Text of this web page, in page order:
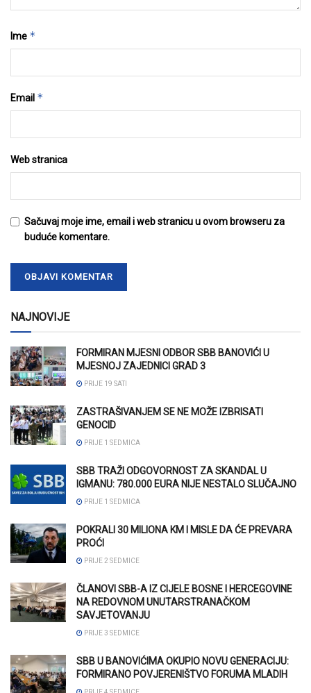
Ime *
Email *
Web stranica
Sačuvaj moje ime, email i web stranicu u ovom browseru za
buduće komentare.
NAJNOVIJE
FORMIRAN MJESNI ODBOR SBB BANOVIĆI U
MJESNOJ ZAJEDNICI GRAD 3
PRIJE 19 SATI
ZASTRAŠIVANJEM SE NE MOŽE IZBRISATI
GENOCID
PRIJE 1 SEDMICA
SBB TRAŽI ODGOVORNOST ZA SKANDAL U
IGMANU: 780.000 EURA NIJE NESTALO SLUČAJNO
PRIJE 1 SEDMICA
POKRALI 30 MILIONA KM I MISLE DA ĆE PREVARA
PROĆI
PRIJE 2 SEDMICE
ČLANOVI SBB-A IZ CIJELE BOSNE I HERCEGOVINE
NA REDOVNOM UNUTARSTRANAČKOM
SAVJETOVANJU
PRIJE 3 SEDMICE
SBB U BANOVIĆIMA OKUPIO NOVU GENERACIJU:
FORMIRANO POVJERENIŠTVO FORUMA MLADIH